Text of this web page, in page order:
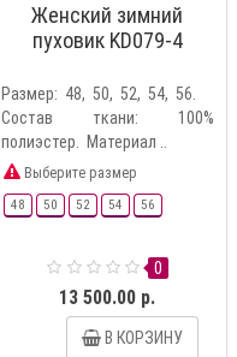
Женский зимний
пуховик KD079-4
Размер: 48, 50, 52, 54, 56.
Состав ткани: 100%
полиэстер. Материал ..
Выберите размер
48 50 52 54 56
0
13 500.00 р.
В КОРЗИНУ